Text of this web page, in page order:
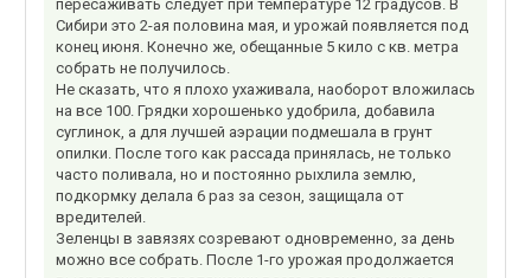
пересаживать следует при температуре 12 градусов. В
Сибири это 2-ая половина мая, и урожай появляется под
конец июня. Конечно же, обещанные 5 кило с кв. метра
собрать не получилось.
Не сказать, что я плохо ухаживала, наоборот вложилась
на все 100. Грядки хорошенько удобрила, добавила
суглинок, а для лучшей аэрации подмешала в грунт
опилки. После того как рассада принялась, не только
часто поливала, но и постоянно рыхлила землю,
подкормку делала 6 раз за сезон, защищала от
вредителей.
Зеленцы в завязях созревают одновременно, за день
можно все собрать. После 1-го урожая продолжается